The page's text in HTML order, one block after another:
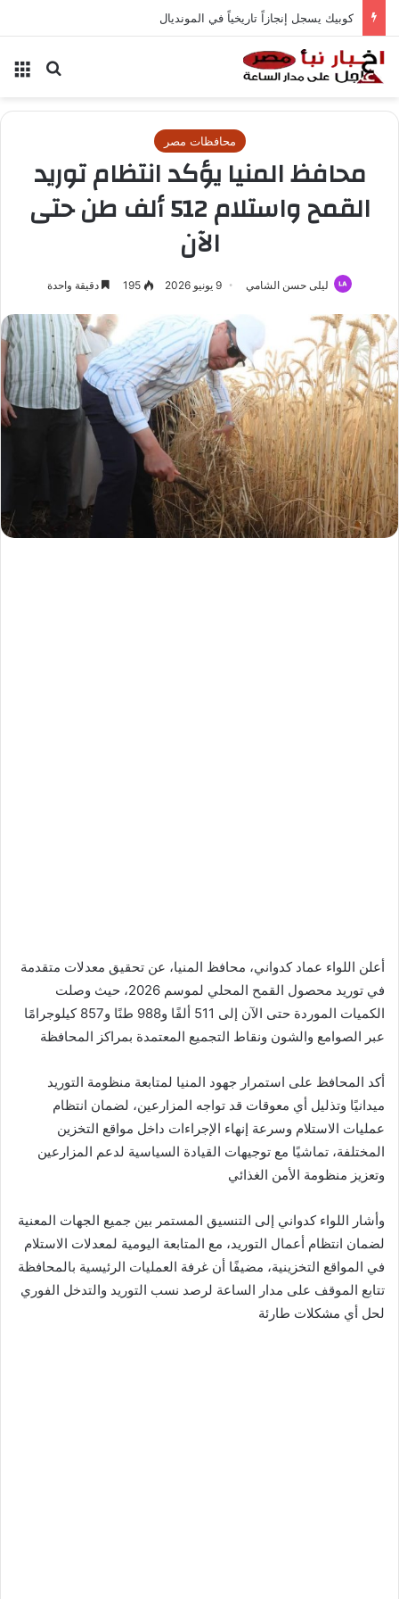
موعد مباراة كندا والبوسنة والهرسك والقنوات الناقلة
بحث
محافظات مصر
محافظ المنيا يؤكد انتظام توريد
القمح واستلام 512 ألف طن حتى
الآن
ليلى حسن الشامي 9 يونيو 2026 195 دقيقة واحدة
أعلن اللواء عماد كدواني، محافظ المنيا، عن تحقيق معدلات متقدمة
في توريد محصول القمح المحلي لموسم 2026، حيث وصلت
الكميات الموردة حتى الآن إلى 511 ألفًا و988 طنًا و857 كيلوجرامًا
عبر الصوامع والشون ونقاط التجميع المعتمدة بمراكز المحافظة
أكد المحافظ على استمرار جهود المنيا لمتابعة منظومة التوريد
ميدانيًا وتذليل أي معوقات قد تواجه المزارعين، لضمان انتظام
عمليات الاستلام وسرعة إنهاء الإجراءات داخل مواقع التخزين
المختلفة، تماشيًا مع توجيهات القيادة السياسية لدعم المزارعين
وتعزيز منظومة الأمن الغذائي
وأشار اللواء كدواني إلى التنسيق المستمر بين جميع الجهات المعنية
لضمان انتظام أعمال التوريد، مع المتابعة اليومية لمعدلات الاستلام
في المواقع التخزينية، مضيفًا أن غرفة العمليات الرئيسية بالمحافظة
تتابع الموقف على مدار الساعة لرصد نسب التوريد والتدخل الفوري
لحل أي مشكلات طارئة